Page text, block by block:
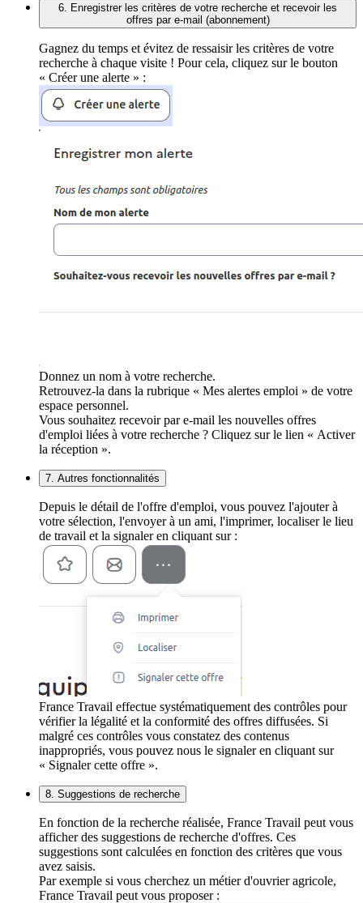
6. Enregistrer les critères de votre recherche et recevoir les
offres par e-mail (abonnement)
Gagnez du temps et évitez de ressaisir les critères de votre
recherche à chaque visite ! Pour cela, cliquez sur le bouton
« Créer une alerte » :
Donnez un nom à votre recherche.
Retrouvez-la dans la rubrique « Mes alertes emploi » de votre
espace personnel.
Vous souhaitez recevoir par e-mail les nouvelles offres
d'emploi liées à votre recherche ? Cliquez sur le lien « Activer
la réception ».
7. Autres fonctionnalités
Depuis le détail de l'offre d'emploi, vous pouvez l'ajouter à
votre sélection, l'envoyer à un ami, l'imprimer, localiser le lieu
de travail et la signaler en cliquant sur :
France Travail effectue systématiquement des contrôles pour
vérifier la légalité et la conformité des offres diffusées. Si
malgré ces contrôles vous constatez des contenus
inappropriés, vous pouvez nous le signaler en cliquant sur
« Signaler cette offre ».
8. Suggestions de recherche
En fonction de la recherche réalisée, France Travail peut vous
afficher des suggestions de recherche d'offres. Ces
suggestions sont calculées en fonction des critères que vous
avez saisis.
Par exemple si vous cherchez un métier d'ouvrier agricole,
France Travail peut vous proposer :